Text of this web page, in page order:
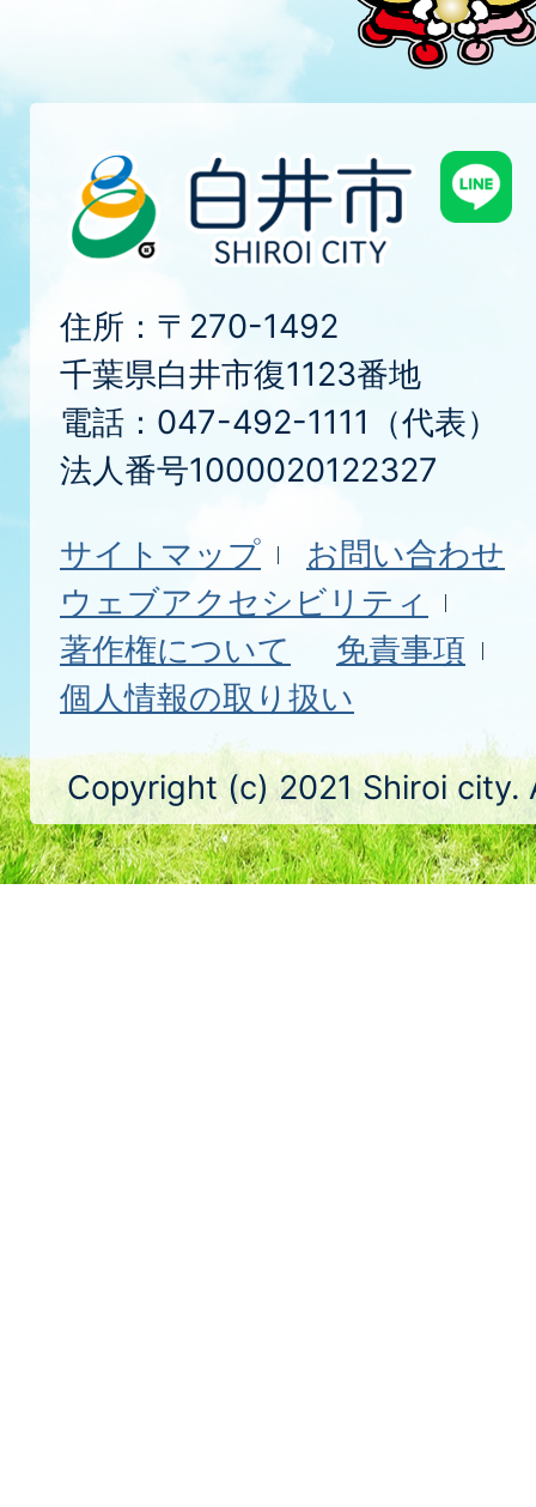
住所：〒270-1492
千葉県白井市復1123番地
電話：047-492-1111（代表）
法人番号1000020122327
サイトマップ
お問い合わせ
ウェブアクセシビリティ
著作権について
免責事項
個人情報の取り扱い
Copyright (c) 2021 Shiroi city.